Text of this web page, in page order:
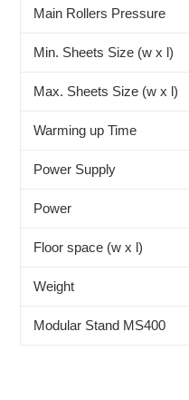
Main Rollers Pressure
Min. Sheets Size (w x l)
Max. Sheets Size (w x l)
Warming up Time
Power Supply
Power
Floor space (w x l)
Weight
Modular Stand MS400